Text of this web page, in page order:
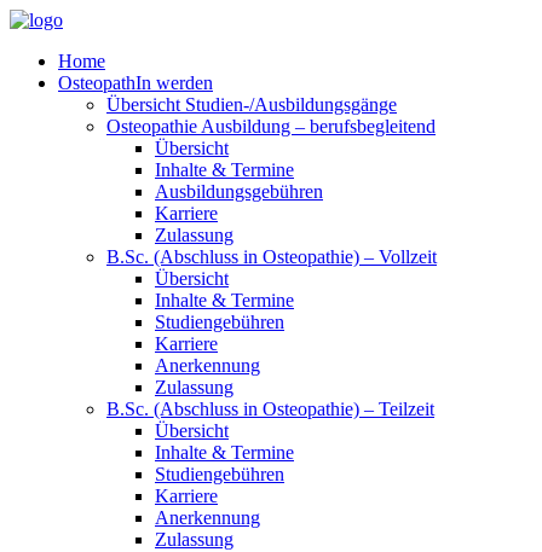
Home
OsteopathIn werden
Übersicht Studien-/Ausbildungsgänge
Osteopathie Ausbildung – berufsbegleitend
Übersicht
Inhalte & Termine
Ausbildungsgebühren
Karriere
Zulassung
B.Sc. (Abschluss in Osteopathie) – Vollzeit
Übersicht
Inhalte & Termine
Studiengebühren
Karriere
Anerkennung
Zulassung
B.Sc. (Abschluss in Osteopathie) – Teilzeit
Übersicht
Inhalte & Termine
Studiengebühren
Karriere
Anerkennung
Zulassung